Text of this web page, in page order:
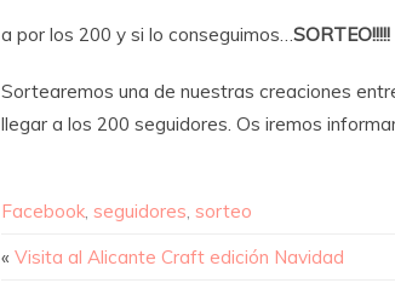
a por los 200 y si lo conseguimos…SORTEO!!!!!
Sortearemos una de nuestras creaciones
llegar a los 200 seguidores. Os iremos
Facebook, seguidores, sorteo
« Visita al Alicante Craft edición Navidad